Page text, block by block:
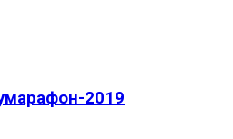
2019